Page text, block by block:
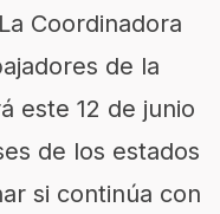
Coordinadora
de la
este 12 de junio
de los estados
si continúa con